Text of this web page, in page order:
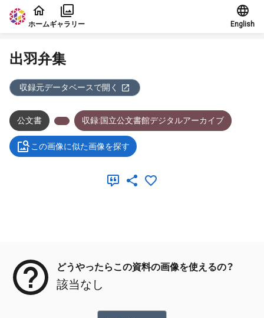
本文に飛ぶ
ホームギャラリー English
出羽弁集
収録元データベースで開く
公文書 収録:国立公文書館デジタルアーカイブ
この画像に似た画像を探す
どうやったらこの資料の画像を使えるの？
該当なし